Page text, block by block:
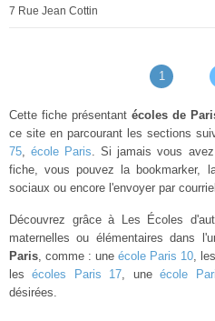
7 Rue Jean Cottin
1
Cette fiche présentant écoles de
ce site en parcourant les sections
75,école Paris. Si jamais vous
fiche, vous pouvez la bookmarker,
sociaux ou encore l'envoyer par
Découvrez grâce à Les Écoles
maternelles ou élémentaires dans
Paris, comme : une école Paris 10, les
lesécoles Paris 17, uneécole
désirées.